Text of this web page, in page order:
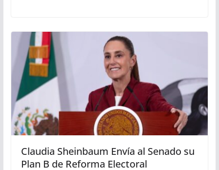
Claudia Sheinbaum Envía al Senado su
Plan B de Reforma Electoral